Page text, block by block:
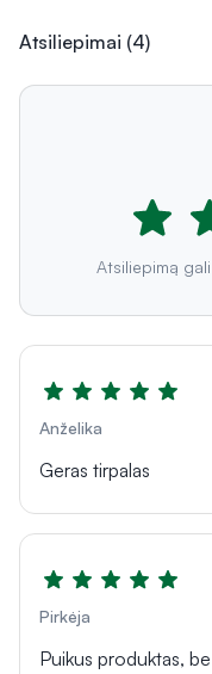
Atsiliepimai (4)
Atsiliepimą
Anželika
Geras tirpalas
Pirkėja
Puikus produktas,